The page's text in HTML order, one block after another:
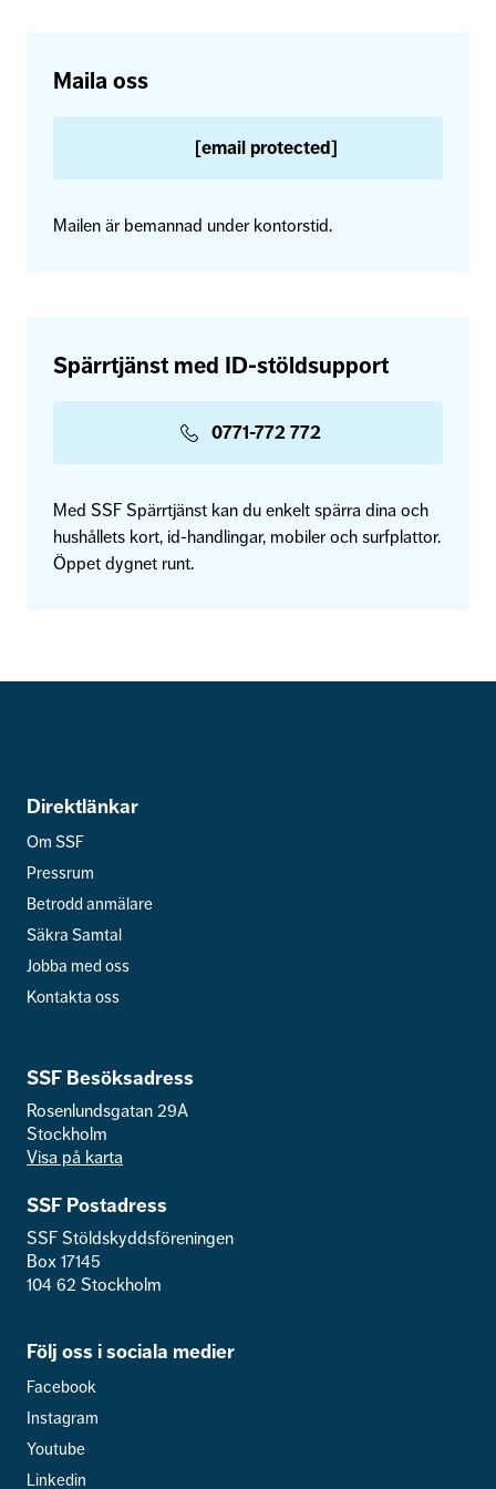
Maila oss
[email protected]
Mailen är bemannad under kontorstid.
Spärrtjänst med ID-stöldsupport
0771-772 772
Med SSF Spärrtjänst kan du enkelt spärra dina och
hushållets kort, id-handlingar, mobiler och surfplattor.
Öppet dygnet runt.
Direktlänkar
Om SSF
Pressrum
Betrodd anmälare
Säkra Samtal
Jobba med oss
Kontakta oss
SSF Besöksadress
Rosenlundsgatan 29A
Stockholm
Visa på karta
SSF Postadress
SSF Stöldskyddsföreningen
Box 17145
104 62 Stockholm
Följ oss i sociala medier
Facebook
Instagram
Youtube
Linkedin